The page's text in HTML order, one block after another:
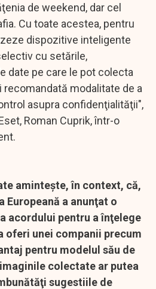
de weekend, dar cel
Cu toate acestea, pentru
dispozitive inteligente
cu setările,
date pe care le pot colecta
modalitate de a
asupra confidenţialităţii",
Roman Cuprik, într-o
aminteşte, în context, că,
Europeană a anunţat o
acordului pentru a înţelege
oferi unei companii precum
pentru modelul său de
colectate ar putea
sugestiile de